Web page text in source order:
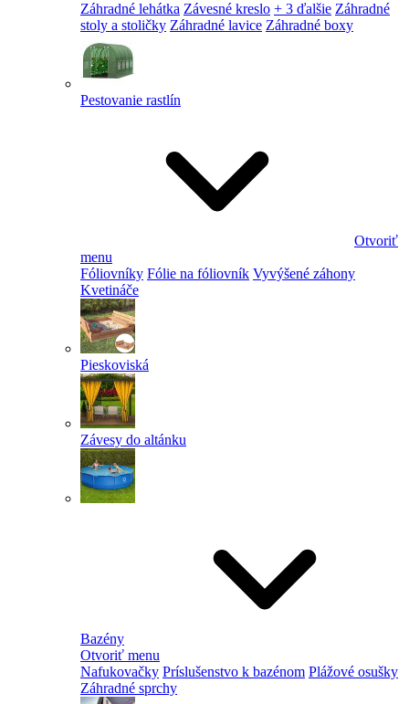
Záhradné lehátka Závesné kreslo + 3 ďalšie Záhradné
stoly a stoličky Záhradné lavice Záhradné boxy
Pestovanie rastlín
Otvoriť
menu
Fóliovníky Fólie na fóliovník Vyvýšené záhony
Kvetináče
Pieskoviská
Závesy do altánku
Bazény
Otvoriť menu
Nafukovačky Príslušenstvo k bazénom Plážové osušky
Záhradné sprchy